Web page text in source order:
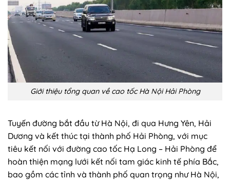
Giới thiệu tổng quan về cao tốc Hà Nội Hải Phòng
Tuyến đường bắt đầu từ Hà Nội, đi qua Hưng Yên, Hải
Dương và kết thúc tại thành phố Hải Phòng, với mục
tiêu kết nối với đường cao tốc Hạ Long – Hải Phòng để
hoàn thiện mạng lưới kết nối tam giác kinh tế phía Bắc,
bao gồm các tỉnh và thành phố quan trọng như Hà Nội,